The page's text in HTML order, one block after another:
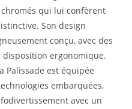
qui lui confèrent
Son design
conçu, avec des
ergonomique.
Palissade est équipée
embarquées,
avec un